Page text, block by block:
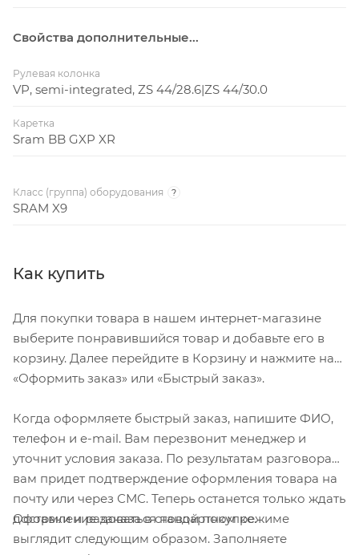
Свойства дополнительные...
Рулевая колонка
VP, semi-integrated, ZS 44/28.6|ZS 44/30.0
Каретка
Sram BB GXP XR
Класс (группа) оборудования ?
SRAM X9
Как купить
Для покупки товара в нашем интернет-магазине
выберите понравившийся товар и добавьте его в
корзину. Далее перейдите в Корзину и нажмите на
«Оформить заказ» или «Быстрый заказ».
Когда оформляете быстрый заказ, напишите ФИО,
телефон и e-mail. Вам перезвонит менеджер и
уточнит условия заказа. По результатам разговора
вам придет подтверждение оформления товара на
почту или через СМС. Теперь останется только ждать
доставки и радоваться новой покупке.
Оформление заказа в стандартном режиме
выглядит следующим образом. Заполняете